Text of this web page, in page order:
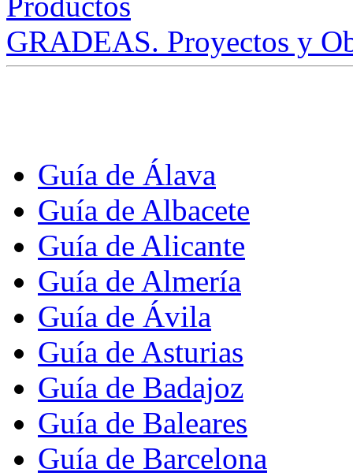
GRADEAS. Proyectos y
Guía de Álava
Guía de Albacete
Guía de Alicante
Guía de Almería
Guía de Ávila
Guía de Asturias
Guía de Badajoz
Guía de Baleares
Guía de Barcelona